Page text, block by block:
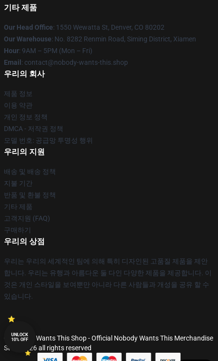
기타 제품
Our Head Office: 1550 Wewatta St, Denver, CO 80202
Our Warehouse: No. 8282 Renmin Road, Siming District, Xiamen
Hour: 9AM – 5PM (Mon – Fri)
Email : contact@nobody-wants-this.shop
우리의 회사
제품 정보
이용 약관
개인 정보 정책
DMCA - 저작권 정책
모델 번호: 공급망 투명성 행위
우리의 지원
배송 및 배송 정책
지불 기간
반품 및 환불 정책
기타 제품
고객지원 (FAQ)
구매하기
우리의 상점
우리는 우리의 세계적인 팀에 의해 특히 디자인된 고품질 제품을 제안
합니다. 우리는 유행과 아름다운 둘 다인 다양한 제품을 제공합니다. 이
것은 개인 스타일을 보여뿐만 아니라 다른 사람들과 개성을 공유 할 수
있습니다.
© Nobody Wants This Shop - Official Nobody Wants This Merchandise
Store 2026 all rights reserved
UNLOCK
10% OFF